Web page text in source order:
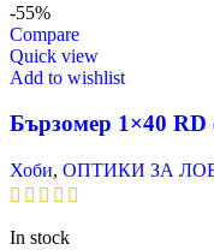
-55%
Compare
Quick view
Add to wishlist
Бързомер 1×40 RD
Хоби, ОПТИКИ ЗА
In stock